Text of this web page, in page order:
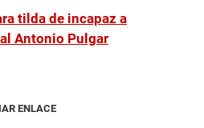
tilda de incapaz a
Antonio Pulgar
ENLACE